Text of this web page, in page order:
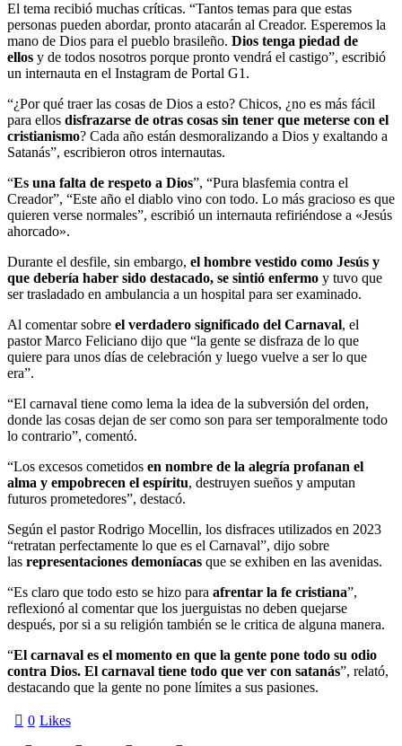
El tema recibió muchas críticas. “Tantos temas para que estas
personas pueden abordar, pronto atacarán al Creador. Esperemos la
mano de Dios para el pueblo brasileño. Dios tenga piedad de
ellos y de todos nosotros porque pronto vendrá el castigo”, escribió
un internauta en el Instagram de Portal G1.
“¿Por qué traer las cosas de Dios a esto? Chicos, ¿no es más fácil
para ellos disfrazarse de otras cosas sin tener que meterse con el
cristianismo? Cada año están desmoralizando a Dios y exaltando a
Satanás”, escribieron otros internautas.
“Es una falta de respeto a Dios”, “Pura blasfemia contra el
Creador”, “Este año el diablo vino con todo. Lo más gracioso es que
quieren verse normales”, escribió un internauta refiriéndose a «Jesús
ahorcado».
Durante el desfile, sin embargo, el hombre vestido como Jesús y
que debería haber sido destacado, se sintió enfermo y tuvo que
ser trasladado en ambulancia a un hospital para ser examinado.
Al comentar sobre el verdadero significado del Carnaval, el
pastor Marco Feliciano dijo que “la gente se disfraza de lo que
quiere para unos días de celebración y luego vuelve a ser lo que
era”.
“El carnaval tiene como lema la idea de la subversión del orden,
donde las cosas dejan de ser como son para ser temporalmente todo
lo contrario”, comentó.
“Los excesos cometidos en nombre de la alegría profanan el
alma y empobrecen el espíritu, destruyen sueños y amputan
futuros prometedores”, destacó.
Según el pastor Rodrigo Mocellin, los disfraces utilizados en 2023
“retratan perfectamente lo que es el Carnaval”, dijo sobre
las representaciones demoníacas que se exhiben en las avenidas.
“Es claro que todo esto se hizo para afrentar la fe cristiana”,
reflexionó al comentar que los juerguistas no deben quejarse
después, por si a su religión también se le critica de alguna manera.
“El carnaval es el momento en que la gente pone todo su odio
contra Dios. El carnaval tiene todo que ver con satanás”, relató,
destacando que la gente no pone límites a sus pasiones.
0 Likes